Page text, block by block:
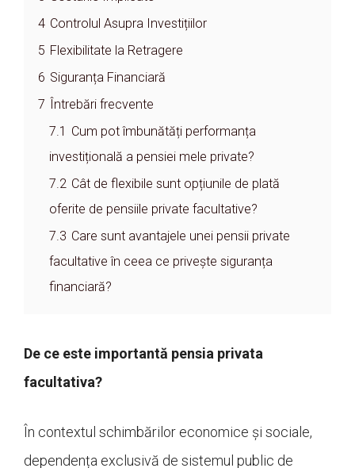
4 Controlul Asupra Investițiilor
5 Flexibilitate la Retragere
6 Siguranța Financiară
7
Întrebări frecvente
7.1 Cum pot îmbunătăți performanța
investițională a pensiei mele private?
7.2 Cât de flexibile sunt opțiunile de plată
oferite de pensiile private facultative?
7.3 Care sunt avantajele unei pensii private
facultative în ceea ce privește siguranța
financiară?
De ce este importantă pensia privata
facultativa?
În contextul schimbărilor economice și sociale,
dependența exclusivă de sistemul public de